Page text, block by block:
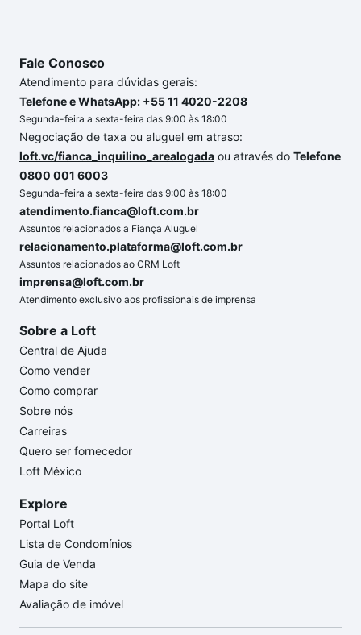
Fale Conosco
Atendimento para dúvidas gerais:
Telefone e WhatsApp: +55 11 4020-2208
Segunda-feira a sexta-feira das 9:00 às 18:00
Negociação de taxa ou aluguel em atraso:
loft.vc/fianca_inquilino_arealogada ou através do Telefone
0800 001 6003
Segunda-feira a sexta-feira das 9:00 às 18:00
atendimento.fianca@loft.com.br
Assuntos relacionados a Fiança Aluguel
relacionamento.plataforma@loft.com.br
Assuntos relacionados ao CRM Loft
imprensa@loft.com.br
Atendimento exclusivo aos profissionais de imprensa
Sobre a Loft
Central de Ajuda
Como vender
Como comprar
Sobre nós
Carreiras
Quero ser fornecedor
Loft México
Explore
Portal Loft
Lista de Condomínios
Guia de Venda
Mapa do site
Avaliação de imóvel